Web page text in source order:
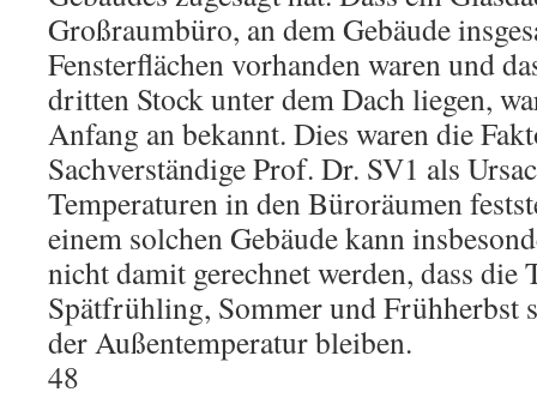
Großraumbüro, an dem Gebäude
Fensterflächen vorhanden waren und
dritten Stock unter dem Dach liegen,
Anfang an bekannt. Dies waren die
Sachverständige Prof. Dr. SV1 als
Temperaturen in den Büroräumen
einem solchen Gebäude kann
nicht damit gerechnet werden, dass die
Spätfrühling, Sommer und Frühherbst
der Außentemperatur bleiben.
48